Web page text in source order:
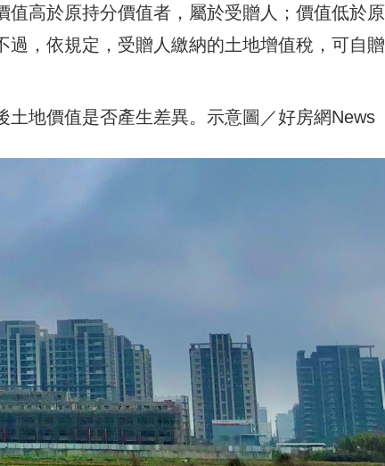
高於原持分價值者，屬於受贈人；價值低於原
，依規定，受贈人繳納的土地增值稅，可自贈
地價值是否產生差異。示意圖／好房網News